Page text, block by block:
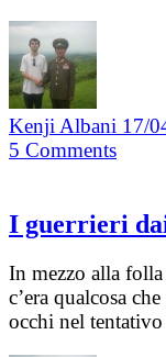
Kenji Albani 17/
5 Comments
I guerrieri
In mezzo alla
c’era qualcosa
occhi nel